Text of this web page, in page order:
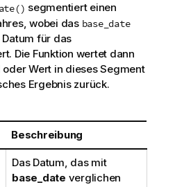
segmentiert einen
wobei das base_date
für das
Die Funktion wertet dann
Wert in dieses Segment
Ergebnis zurück.
Beschreibung
Das Datum, das mit
base_date verglichen